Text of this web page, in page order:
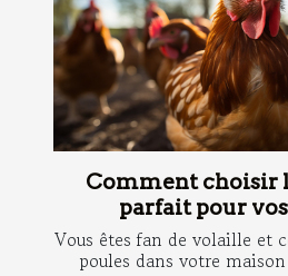
Comment choisir
parfait pour
Vous êtes fan de volaille et
poules dans votre